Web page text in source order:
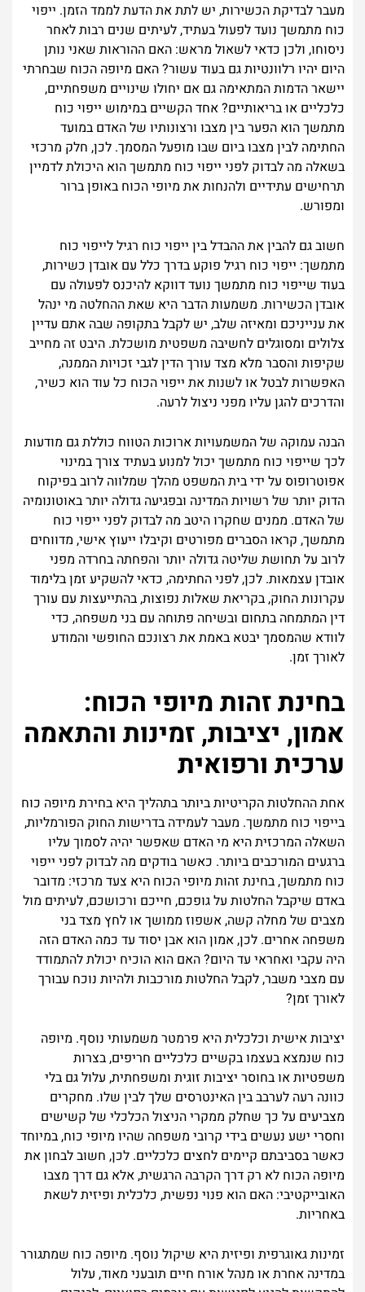
מעבר לבדיקת הכשירות, יש לתת את הדעת לממד הזמן. ייפוי
כוח מתמשך נועד לפעול בעתיד, לעיתים שנים רבות לאחר
ניסוחו, ולכן כדאי לשאול מראש: האם ההוראות שאני נותן
היום יהיו רלוונטיות גם בעוד עשור? האם מיופה הכוח שבחרתי
יישאר הדמות המתאימה גם אם יחולו שינויים משפחתיים,
כלכליים או בריאותיים? אחד הקשיים במימוש ייפוי כוח
מתמשך הוא הפער בין מצבו ורצונותיו של האדם במועד
החתימה לבין מצבו ביום שבו מופעל המסמך. לכן, חלק מרכזי
בשאלה מה לבדוק לפני ייפוי כוח מתמשך הוא היכולת לדמיין
תרחישים עתידיים ולהנחות את מיופי הכוח באופן ברור
ומפורש.
חשוב גם להבין את ההבדל בין ייפוי כוח רגיל לייפוי כוח
מתמשך: ייפוי כוח רגיל פוקע בדרך כלל עם אובדן כשירות,
בעוד שייפוי כוח מתמשך נועד דווקא להיכנס לפעולה עם
אובדן הכשירות. משמעות הדבר היא שאת ההחלטה מי ינהל
את ענייניכם ומאיזה שלב, יש לקבל בתקופה שבה אתם עדיין
צלולים ומסוגלים לחשיבה משפטית מושכלת. היבט זה מחייב
שקיפות והסבר מלא מצד עורך הדין לגבי זכויות הממנה,
האפשרות לבטל או לשנות את ייפוי הכוח כל עוד הוא כשיר,
והדרכים להגן עליו מפני ניצול לרעה.
הבנה עמוקה של המשמעויות ארוכות הטווח כוללת גם מודעות
לכך שייפוי כוח מתמשך יכול למנוע בעתיד צורך במינוי
אפוטרופוס על ידי בית המשפט מהלך שמלווה לרוב בפיקוח
הדוק יותר של רשויות המדינה ובפגיעה גדולה יותר באוטונומיה
של האדם. ממנים שחקרו היטב מה לבדוק לפני ייפוי כוח
מתמשך, קראו הסברים מפורטים וקיבלו ייעוץ אישי, מדווחים
לרוב על תחושת שליטה גדולה יותר והפחתה בחרדה מפני
אובדן עצמאות. לכן, לפני החתימה, כדאי להשקיע זמן בלימוד
עקרונות החוק, בקריאת שאלות נפוצות, בהתייעצות עם עורך
דין המתמחה בתחום ובשיחה פתוחה עם בני משפחה, כדי
לוודא שהמסמך יבטא באמת את רצונכם החופשי והמודע
לאורך זמן.
בחינת זהות מיופי הכוח:
אמון, יציבות, זמינות והתאמה
ערכית ורפואית
אחת ההחלטות הקריטיות ביותר בתהליך היא בחירת מיופה כוח
בייפוי כוח מתמשך. מעבר לעמידה בדרישות החוק הפורמליות,
השאלה המרכזית היא מי האדם שאפשר יהיה לסמוך עליו
ברגעים המורכבים ביותר. כאשר בודקים מה לבדוק לפני ייפוי
כוח מתמשך, בחינת זהות מיופי הכוח היא צעד מרכזי: מדובר
באדם שיקבל החלטות על גופכם, חייכם ורכושכם, לעיתים מול
מצבים של מחלה קשה, אשפוז ממושך או לחץ מצד בני
משפחה אחרים. לכן, אמון הוא אבן יסוד עד כמה האדם הזה
היה עקבי ואחראי עד היום? האם הוא הוכיח יכולת להתמודד
עם מצבי משבר, לקבל החלטות מורכבות ולהיות נוכח עבורך
לאורך זמן?
יציבות אישית וכלכלית היא פרמטר משמעותי נוסף. מיופה
כוח שנמצא בעצמו בקשיים כלכליים חריפים, בצרות
משפטיות או בחוסר יציבות זוגית ומשפחתית, עלול גם בלי
כוונה רעה לערבב בין האינטרסים שלך לבין שלו. מחקרים
מצביעים על כך שחלק ממקרי הניצול הכלכלי של קשישים
וחסרי ישע נעשים בידי קרובי משפחה שהיו מיופי כוח, במיוחד
כאשר בסביבתם קיימים לחצים כלכליים. לכן, חשוב לבחון את
מיופה הכוח לא רק דרך הקרבה הרגשית, אלא גם דרך מצבו
האובייקטיבי: האם הוא פנוי נפשית, כלכלית ופיזית לשאת
באחריות.
זמינות גאוגרפית ופיזית היא שיקול נוסף. מיופה כוח שמתגורר
במדינה אחרת או מנהל אורח חיים תובעני מאוד, עלול